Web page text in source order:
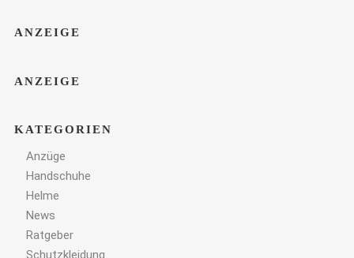
ANZEIGE
ANZEIGE
KATEGORIEN
Anzüge
Handschuhe
Helme
News
Ratgeber